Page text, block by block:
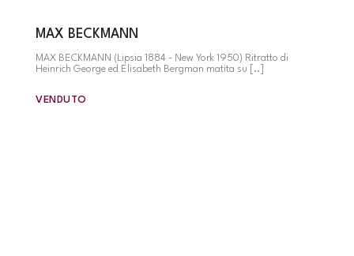
MAX BECKMANN
MAX BECKMANN (Lipsia 1884 - New York 1950) Ritratto di
Heinrich George ed Elisabeth Bergman matita su [..]
VENDUTO